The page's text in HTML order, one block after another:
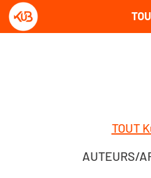
TOUT
AUTEURS/